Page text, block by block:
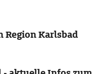
Region Karlsbad